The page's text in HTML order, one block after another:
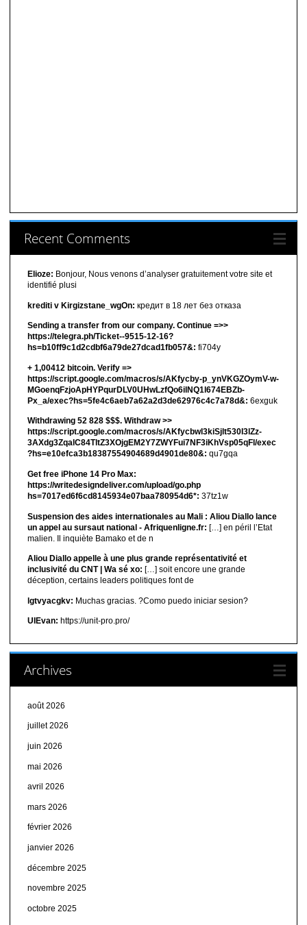
Recent Comments
Elioze: Bonjour, Nous venons d’analyser gratuitement votre site et
identifié plusi
krediti v Kirgizstane_wgOn: кредит в 18 лет без отказа
Sending a transfer from our company. Continue =>>
https://telegra.ph/Ticket--9515-12-16?
hs=b10ff9c1d2cdbf6a79de27dcad1fb057&: fi704y
+ 1,00412 bitсоin. Verify =>
https://script.google.com/macros/s/AKfycby-p_ynVKGZOymV-w-
MGoenqFzjoApHYPqurDLV0UHwLzfQo6ilNQ1l674EBZb-
Px_a/exec?hs=5fe4c6aeb7a62a2d3de62976c4c7a78d&: 6exguk
Withdrawing 52 828 $$$. Withdrаw >>
https://script.google.com/macros/s/AKfycbwl3kiSjlt530I3lZz-
3AXdg3ZqalC84TltZ3XOjgEM2Y7ZWYFui7NF3iKhVsp05qFl/exec
?hs=e10efca3b18387554904689d4901de80&: qu7gqa
Get free iPhone 14 Pro Max:
https://writedesigndeliver.com/upload/go.php
hs=7017ed6f6cd8145934e07baa780954d6*: 37tz1w
Suspension des aides internationales au Mali : Aliou Diallo lance
un appel au sursaut national - Afriquenligne.fr: […] en péril l’Etat
malien. Il inquiète Bamako et de n
Aliou Diallo appelle à une plus grande représentativité et
inclusivité du CNT | Wa sé xo: […] soit encore une grande
déception, certains leaders politiques font de
lgtvyacgkv: Muchas gracias. ?Como puedo iniciar sesion?
UIEvan: https://unit-pro.pro/
Archives
août 2026
juillet 2026
juin 2026
mai 2026
avril 2026
mars 2026
février 2026
janvier 2026
décembre 2025
novembre 2025
octobre 2025